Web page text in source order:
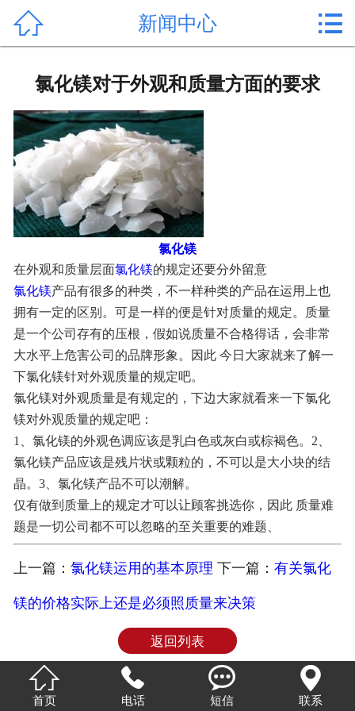
作用用途
常见问题
 新闻中心 
氯化镁对于外观和质量方面的要求
氯化镁
在外观和质量层面氯化镁的规定还要分外留意
氯化镁产品有很多的种类，不一样种类的产品在运用上也
拥有一定的区别。可是一样的便是针对质量的规定。质量
是一个公司存有的压根，假如说质量不合格得话，会非常
大水平上危害公司的品牌形象。因此 今日大家就来了解一
下氯化镁针对外观质量的规定吧。
氯化镁对外观质量是有规定的，下边大家就看来一下氯化
镁对外观质量的规定吧：
1、氯化镁的外观色调应该是乳白色或灰白或棕褐色。2、
氯化镁产品应该是残片状或颗粒的，不可以是大小块的结
晶。3、氯化镁产品不可以潮解。
仅有做到质量上的规定才可以让顾客挑选你，因此 质量难
题是一切公司都不可以忽略的至关重要的难题、
上一篇： 氯化镁运用的基本原理 下一篇： 有关氯化
镁的价格实际上还是必须照质量来决策
返回列表

首页

电话

短信

联系